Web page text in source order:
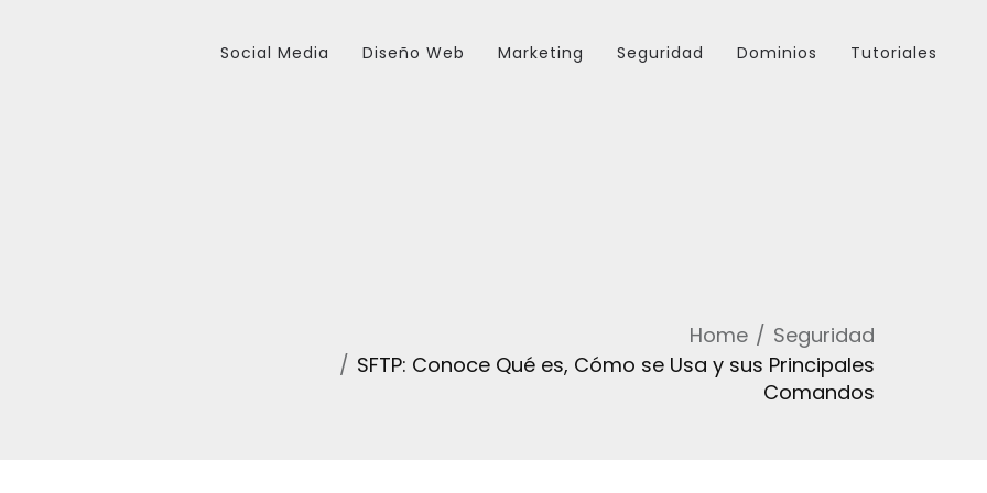
Social Media Diseño Web Marketing Seguridad Dominios Tutoriales
Home
Seguridad
SFTP: Conoce Qué es, Cómo se Usa y sus Principales
Comandos